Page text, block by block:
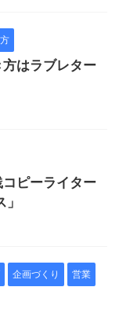
はラブレター
ピーライター
企画づくり 営業